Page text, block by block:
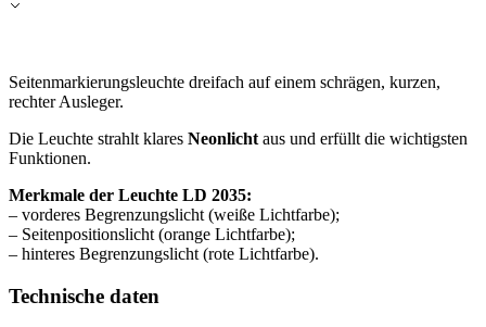
Seitenmarkierungsleuchte dreifach auf einem schrägen, kurzen,
rechter Ausleger.
Die Leuchte strahlt klares Neonlicht aus und erfüllt die wichtigsten
Funktionen.
Merkmale der Leuchte LD 2035:
– vorderes Begrenzungslicht (weiße Lichtfarbe);
– Seitenpositionslicht (orange Lichtfarbe);
– hinteres Begrenzungslicht (rote Lichtfarbe).
Technische daten